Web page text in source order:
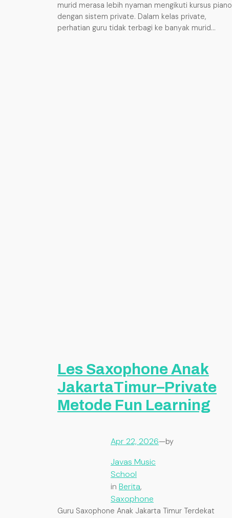
murid merasa lebih nyaman mengikuti kursus piano
dengan sistem private. Dalam kelas private,
perhatian guru tidak terbagi ke banyak murid…
Les Saxophone Anak
JakartaTimur–Private
Metode Fun Learning
Apr 22, 2026—by
Javas Music
School
in Berita
Saxophone
Guru Saxophone Anak Jakarta Timur Terdekat